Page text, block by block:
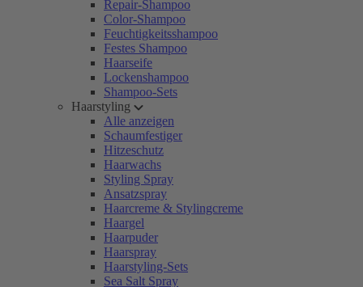
Repair-Shampoo
Color-Shampoo
Feuchtigkeitsshampoo
Festes Shampoo
Haarseife
Lockenshampoo
Shampoo-Sets
Haarstyling
Alle anzeigen
Schaumfestiger
Hitzeschutz
Haarwachs
Styling Spray
Ansatzspray
Haarcreme & Stylingcreme
Haargel
Haarpuder
Haarspray
Haarstyling-Sets
Sea Salt Spray